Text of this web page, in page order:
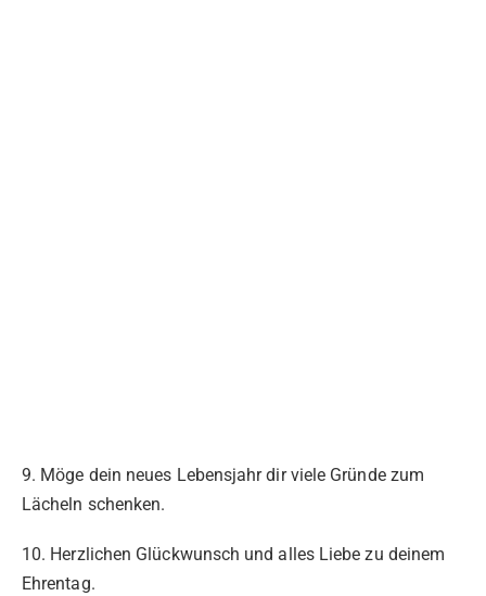
9. Möge dein neues Lebensjahr dir viele Gründe zum
Lächeln schenken.
10. Herzlichen Glückwunsch und alles Liebe zu deinem
Ehrentag.